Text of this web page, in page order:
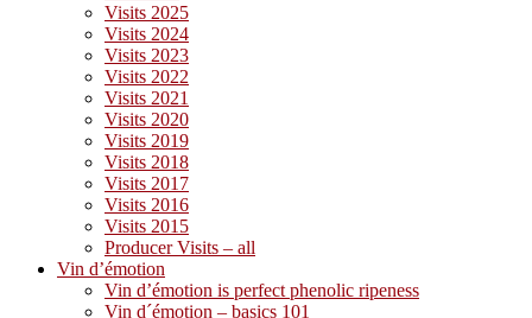
Visits 2025
Visits 2024
Visits 2023
Visits 2022
Visits 2021
Visits 2020
Visits 2019
Visits 2018
Visits 2017
Visits 2016
Visits 2015
Producer Visits – all
Vin d’émotion
Vin d’émotion is perfect phenolic ripeness
Vin d´émotion – basics 101